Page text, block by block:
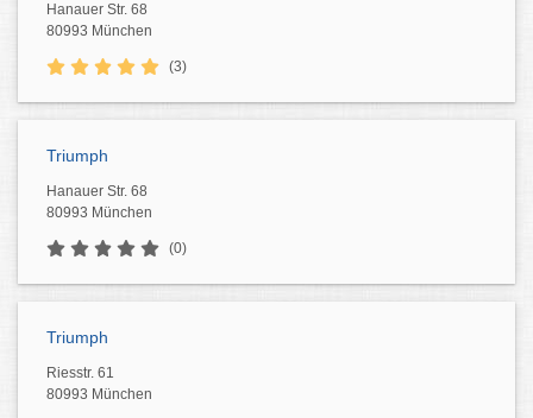
Hanauer Str. 68
80993 München
(3)
Triumph
Hanauer Str. 68
80993 München
(0)
Triumph
Riesstr. 61
80993 München